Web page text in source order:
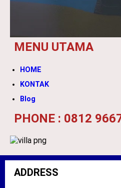
MENU UTAMA
HOME
KONTAK
Blog
PHONE : 0812
ADDRESS